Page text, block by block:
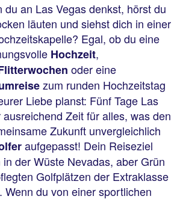
du an Las Vegas denkst, hörst du
läuten und siehst dich in einer
Egal, ob du eine
Hochzeit,
oder eine
zum runden Hochzeitstag
Liebe planst: Fünf Tage Las
Zeit für alles, was den
Zukunft unvergleichlich
aufgepasst! Dein Reiseziel
der Wüste Nevadas, aber Grün
Golfplätzen der Extraklasse
Wenn du von einer sportlichen